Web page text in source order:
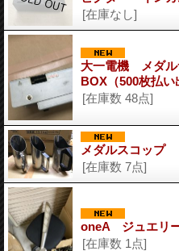
[在庫なし]
大一電機 メダ
BOX（500枚払い
[在庫数 48点]
メダルスコップ
[在庫数 7点]
oneA ジュエリ
[在庫数 1点]